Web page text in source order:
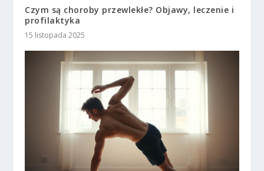
Czym są choroby przewlekłe? Objawy, leczenie i
profilaktyka
15 listopada 2025